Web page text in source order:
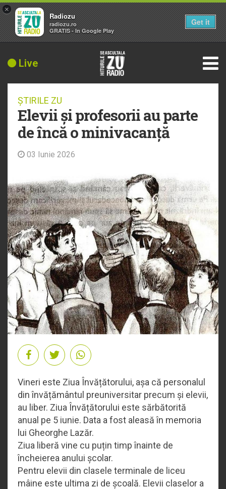
Live
ȘTIRILE ZU
Elevii și profesorii au parte
de încă o minivacanță
03 Iunie 2026
Vineri este Ziua Învățătorului, așa că personalul
din învățământul preuniversitar precum și elevii,
au liber. Ziua Învățătorului este sărbătorită
anual pe 5 iunie. Data a fost aleasă în memoria
lui Gheorghe Lazăr.
Ziua liberă vine cu puțin timp înainte de
încheierea anului școlar.
Pentru elevii din clasele terminale de liceu
mâine este ultima zi de școală. Elevii claselor a
×
Radiozu
radiozu.ro
GRATIS - In Google Play
Get it